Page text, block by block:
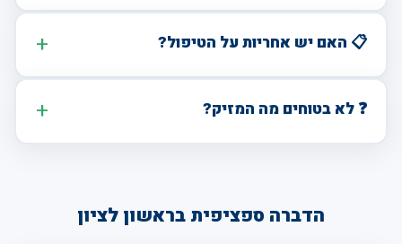
📋 האם יש אחריות על הטיפול?
❓ לא בטוחים מה המזיק?
הדברה ספציפית בראשון לציון